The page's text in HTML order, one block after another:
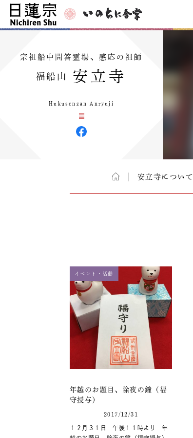
宗祖船中問答霊場、感応の祖師
福船山 安立寺
Hukusenzan Anryuji
安立寺について
イベント・活動
年越のお題目、除夜の鐘（福
守授与）
2017/12/31
１２月３１日 午後１１時より 年